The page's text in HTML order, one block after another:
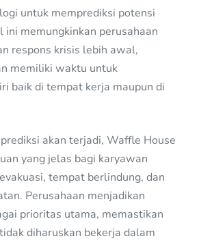
untuk memprediksi potensi
ini memungkinkan perusahaan
respons krisis lebih awal,
memiliki waktu untuk
baik di tempat kerja maupun di
akan terjadi, Waffle House
yang jelas bagi karyawan
tempat berlindung, dan
Perusahaan menjadikan
prioritas utama, memastikan
diharuskan bekerja dalam